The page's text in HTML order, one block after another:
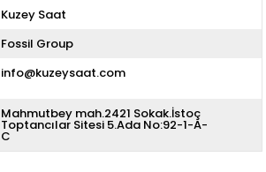
Kuzey Saat
Fossil Group
info@kuzeysaat.com
Mahmutbey mah.2421 Sokak.İstoç
Toptancılar Sitesi 5.Ada No:92-1-A-
C